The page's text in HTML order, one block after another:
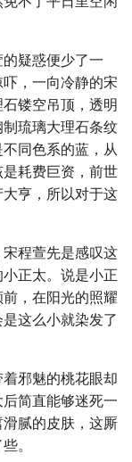
疑惑便少了一
，一向冷静的宋
镂空吊顶，透明
琉璃大理石条纹
同色系的蓝，从
耗费巨资，前世
亨，所以对于这
程萱先是感叹这
正太。说是小正
，在阳光的照耀
这么小就染发了
邪魅的桃花眼却
简直能够迷死一
腻的皮肤，这厮
。